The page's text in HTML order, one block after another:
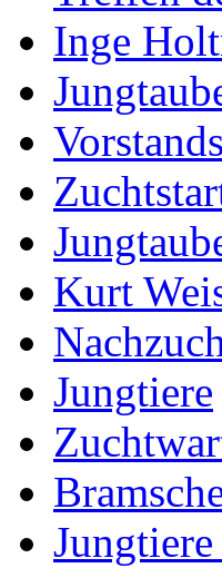
Inge
Kurt
Jungtiere